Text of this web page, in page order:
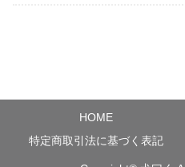
HOME
特定商取引法に基づく表記